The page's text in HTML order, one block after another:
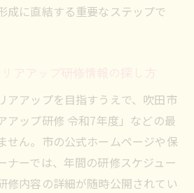
成に直結する重要なステップで
アアップ研修情報の探し方
アアップを目指すうえで、吹田市
アップ研修 令和7年度」などの最
せん。市の公式ホームページや保
ナーでは、年間の研修スケジュー
修内容の詳細が随時公開されてい